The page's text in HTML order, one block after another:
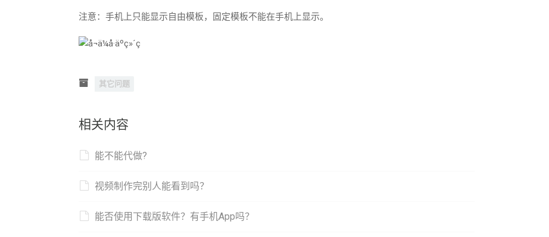
注意：手机上只能显示自由模板，固定模板不能在手机上显示。
其它问题
相关内容
能不能代做?
视频制作完别人能看到吗？
能否使用下载版软件？有手机App吗？